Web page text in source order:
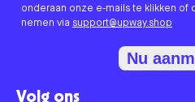
onderaan onze e-mails te klikken of
nemen via support@upway.shop
Nu
Volg ons